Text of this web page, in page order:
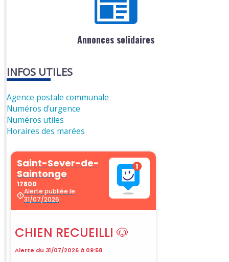
Annonces solidaires
INFOS UTILES
Agence postale communale
Numéros d'urgence
Numéros utiles
Horaires des marées